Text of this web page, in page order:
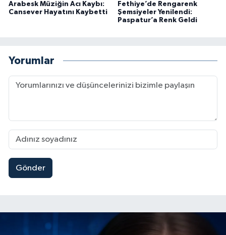
Arabesk Müziğin Acı Kaybı:
Cansever Hayatını Kaybetti
Fethiye’de Rengarenk
Şemsiyeler Yenilendi:
Paspatur’a Renk Geldi
Yorumlar
Gönder